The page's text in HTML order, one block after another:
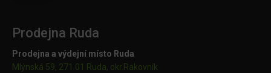
Prodejna Ruda
Prodejna a výdejní místo Ruda
Mlýnská 59, 271 01 Ruda, okr.Rakovník